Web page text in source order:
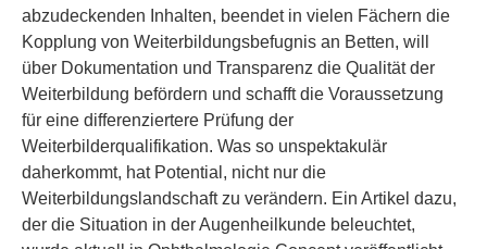
abzudeckenden Inhalten, beendet in vielen Fächern die
Kopplung von Weiterbildungsbefugnis an Betten, will
über Dokumentation und Transparenz die Qualität der
Weiterbildung befördern und schafft die Voraussetzung
für eine differenziertere Prüfung der
Weiterbilderqualifikation. Was so unspektakulär
daherkommt, hat Potential, nicht nur die
Weiterbildungslandschaft zu verändern. Ein Artikel dazu,
der die Situation in der Augenheilkunde beleuchtet,